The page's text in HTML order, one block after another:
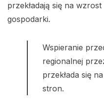
przekładają się na
gospodarki.
Wspieranie
regionalnej
przekłada się
stron.